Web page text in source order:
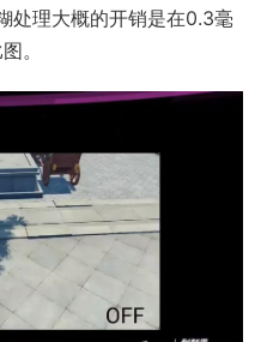
处理大概的开销是在0.3毫
。